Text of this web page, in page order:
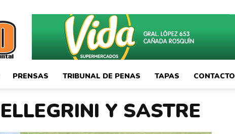
PRENSAS TRIBUNAL DE PENAS TAPAS CONTACTO
Y SASTRE